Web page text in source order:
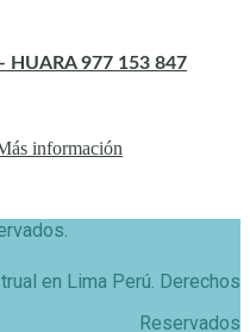
HUARA 977 153 847
información
en Lima Perú. Derechos
Reservados